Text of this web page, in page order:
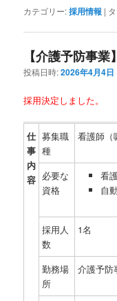
カテゴリー:採用情報 |
【介護予防事業
投稿日時:2026年4月4日
採用決定しました。
仕
事
内
容
募集職
種
看護師（
必要な
資格
看
自
採用人
数
1名
勤務場
所
介護予防